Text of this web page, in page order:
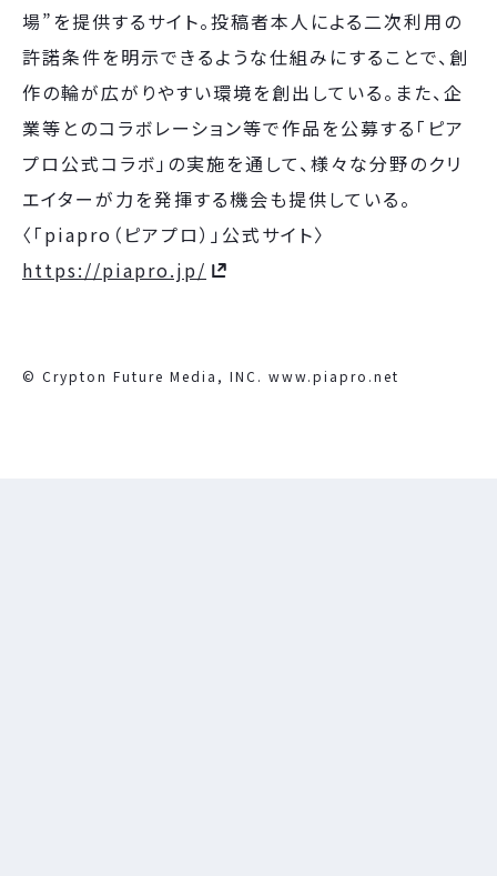
場”を提供するサイト。投稿者本⼈による⼆次利⽤の
許諾条件を明⽰できるような仕組みにすることで、創
作の輪が広がりやすい環境を創出している。また、企
業等とのコラボレーション等で作品を公募する「ピア
プロ公式コラボ」の実施を通して、様々な分野のクリ
エイターが⼒を発揮する機会も提供している。
〈「piapro（ピアプロ）」公式サイト〉
https://piapro.jp/
© Crypton Future Media, INC. www.piapro.net